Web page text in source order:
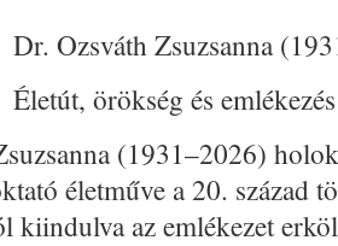
Dr. Ozsváth Zsuzsanna
Életút, örökség és emlékezés
(1931–2026)
életműve a 20. század
kiindulva az emlékezet